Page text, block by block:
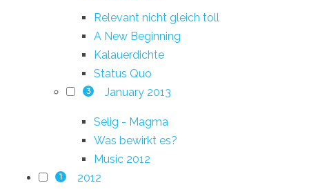
Relevant nicht gleich toll
A New Beginning
Kalauerdichte
Status Quo
3 January 2013
Selig - Magma
Was bewirkt es?
Music 2012
1 2012